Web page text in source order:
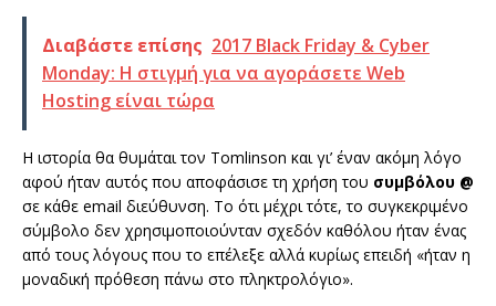
Διαβάστε επίσης 2017 Black Friday & Cyber
Monday: Η στιγμή για να αγοράσετε Web
Hosting είναι τώρα
Η ιστορία θα θυμάται τον Tomlinson και γι’ έναν ακόμη λόγο
αφού ήταν αυτός που αποφάσισε τη χρήση του συμβόλου @
σε κάθε email διεύθυνση. Το ότι μέχρι τότε, το συγκεκριμένο
σύμβολο δεν χρησιμοποιούνταν σχεδόν καθόλου ήταν ένας
από τους λόγους που το επέλεξε αλλά κυρίως επειδή «ήταν η
μοναδική πρόθεση πάνω στο πληκτρολόγιο».